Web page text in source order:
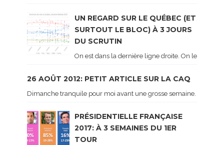
UN REGARD SUR LE QUÉBEC (ET
SURTOUT LE BLOC) À 3 JOURS
DU SCRUTIN
On est dans la dernière ligne droite. On le sait
26 AOÛT 2012: PETIT ARTICLE SUR LA CAQ
Dimanche tranquile pour moi avant une grosse semaine. Voici
PRÉSIDENTIELLE FRANÇAISE
2017: À 3 SEMAINES DU 1ER
TOUR